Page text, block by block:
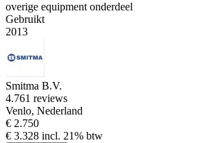
overige equipment onderdeel
Gebruikt
2013
Smitma B.V.
4.761 reviews
Venlo, Nederland
€ 2.750
€ 3.328 incl. 21% btw